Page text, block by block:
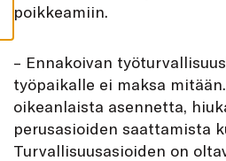
poikkeamiin.
– Ennakoivan
työpaikalle ei maksa
oikeanlaista asennetta,
perusasioiden saattamista
Turvallisuusasioiden on